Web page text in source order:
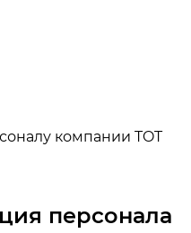
компании TOT
персонала